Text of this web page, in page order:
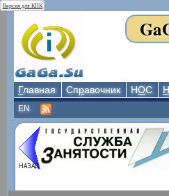
Версия для КПК
Главная Справочник НОС Н
EN